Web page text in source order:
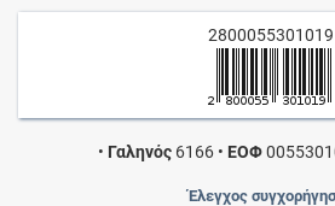
2800055301019
• Γαληνός6166 • ΕΟΦ
Έλεγχος